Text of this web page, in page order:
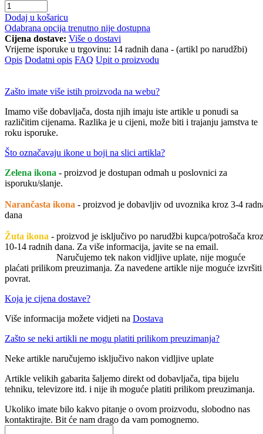
Dodaj u košaricu
Odabrana opcija trenutno nije dostupna
Cijena dostave: Više o dostavi
Vrijeme isporuke u trgovinu: 14 radnih dana - (artikl po narudžbi)
Opis Dodatni opis FAQ Upit o proizvodu
Zašto imate više istih proizvoda na webu?
Imamo više dobavljača, dosta njih imaju iste artikle u ponudi sa
različitim cijenama. Razlika je u cijeni, može biti i trajanju jamstva te
roku isporuke.
Što označavaju ikone u boji na slici artikla?
Zelena ikona - proizvod je dostupan odmah u poslovnici za
isporuku/slanje.
Narančasta ikona - proizvod je dobavljiv od uvoznika kroz 3-4
dana
Žuta ikona - proizvod je isključivo po narudžbi kupca/potrošača kroz
10-14 radnih dana. Za više informacija, javite se na email.
Naručujemo tek nakon vidljive uplate, nije moguće
plaćati prilikom preuzimanja. Za navedene artikle nije moguće izvršiti
povrat.
Koja je cijena dostave?
Više informacija možete vidjeti na Dostava
Zašto se neki artikli ne mogu platiti prilikom preuzimanja?
Neke artikle naručujemo isključivo nakon vidljive uplate
Artikle velikih gabarita šaljemo direkt od dobavljača, tipa bijelu
tehniku, televizore itd. i nije ih moguće platiti prilikom preuzimanja.
Ukoliko imate bilo kakvo pitanje o ovom proizvodu, slobodno nas
kontaktirajte. Bit će nam drago da vam pomognemo.